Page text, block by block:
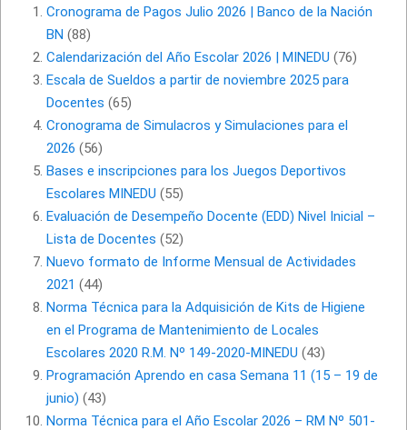
Cronograma de Pagos Julio 2026 | Banco de la Nación
BN (88)
Calendarización del Año Escolar 2026 | MINEDU (76)
Escala de Sueldos a partir de noviembre 2025 para
Docentes (65)
Cronograma de Simulacros y Simulaciones para el
2026 (56)
Bases e inscripciones para los Juegos Deportivos
Escolares MINEDU (55)
Evaluación de Desempeño Docente (EDD) Nivel Inicial –
Lista de Docentes (52)
Nuevo formato de Informe Mensual de Actividades
2021 (44)
Norma Técnica para la Adquisición de Kits de Higiene
en el Programa de Mantenimiento de Locales
Escolares 2020 R.M. Nº 149-2020-MINEDU (43)
Programación Aprendo en casa Semana 11 (15 – 19 de
junio) (43)
Norma Técnica para el Año Escolar 2026 – RM Nº 501-